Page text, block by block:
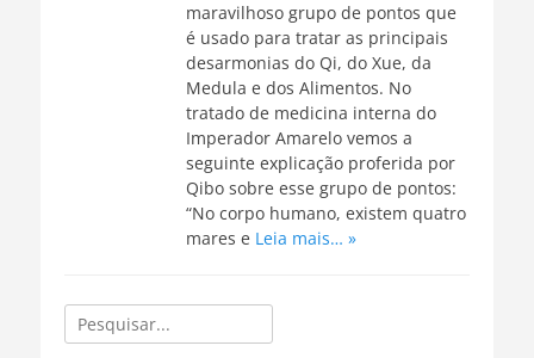
maravilhoso grupo de pontos que
é usado para tratar as principais
desarmonias do Qi, do Xue, da
Medula e dos Alimentos. No
tratado de medicina interna do
Imperador Amarelo vemos a
seguinte explicação proferida por
Qibo sobre esse grupo de pontos:
“No corpo humano, existem quatro
mares e Leia mais… »
Pesquisar
por: